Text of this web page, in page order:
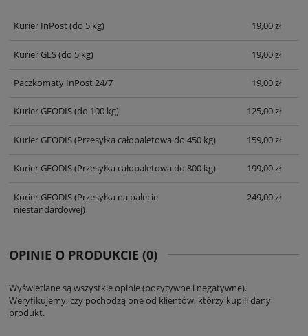
Kurier InPost(do 5 kg) 19,00 zł
Kurier GLS(do 5 kg) 19,00 zł
Paczkomaty InPost 24/7 19,00 zł
Kurier GEODIS(do 100 kg) 125,00 zł
Kurier GEODIS(Przesyłka całopaletowa do 450 kg) 159,00 zł
Kurier GEODIS(Przesyłka całopaletowa do 800 kg) 199,00 zł
Kurier GEODIS(Przesyłka na palecie
niestandardowej)
249,00 zł
OPINIE O PRODUKCIE (0)
Wyświetlane są wszystkie opinie (pozytywne i negatywne).
Weryfikujemy, czy pochodzą one od klientów, którzy kupili dany
produkt.